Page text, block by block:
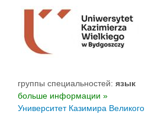
группы специальностей: язык
больше информации »
Университет Казимира Великого